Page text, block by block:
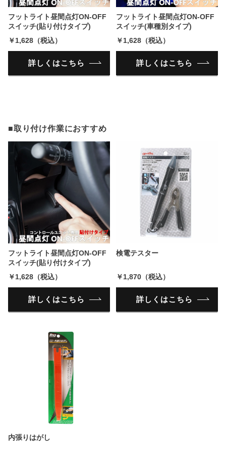
フットライト昼間点灯ON-OFF
スイッチ(貼り付けタイプ)
￥1,628（税込）
詳しくはこちら
フットライト昼間点灯ON-OFF
スイッチ(車種別タイプ)
￥1,628（税込）
詳しくはこちら
■取り付け作業におすすめ
フットライト昼間点灯ON-OFF
スイッチ(貼り付けタイプ)
￥1,628（税込）
詳しくはこちら
検電テスター
￥1,870（税込）
詳しくはこちら
内張りはがし